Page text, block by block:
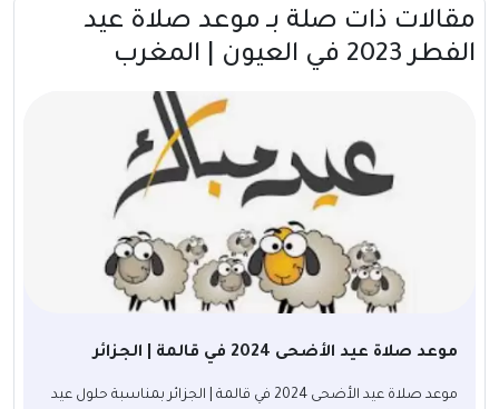
مقالات ذات صلة بــ موعد صلاة عيد
الفطر 2023 في العيون | المغرب
موعد صلاة عيد الأضحى 2024 في قالمة | الجزائر
موعد صلاة عيد الأضحى 2024 في قالمة | الجزائر بمناسبة حلول عيد